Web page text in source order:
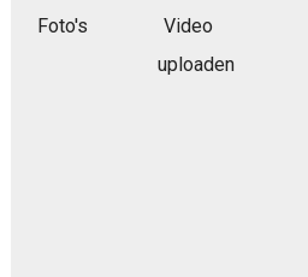
Foto's
Video
uploaden